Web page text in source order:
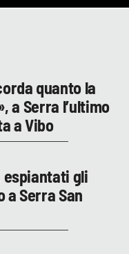
quanto la
a Serra l’ultimo
a Vibo
gli
a Serra San